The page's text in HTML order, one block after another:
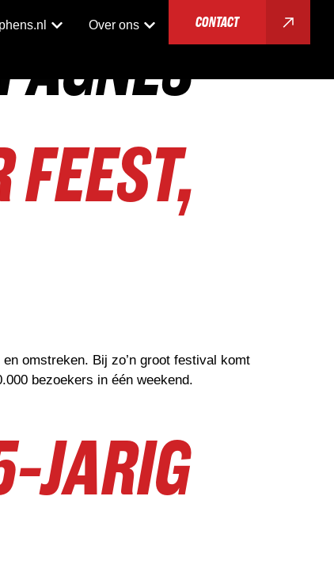
Over ons CONTACT
omstreken. Bij zo’n groot festival komt
bezoekers in één weekend.
JARIG